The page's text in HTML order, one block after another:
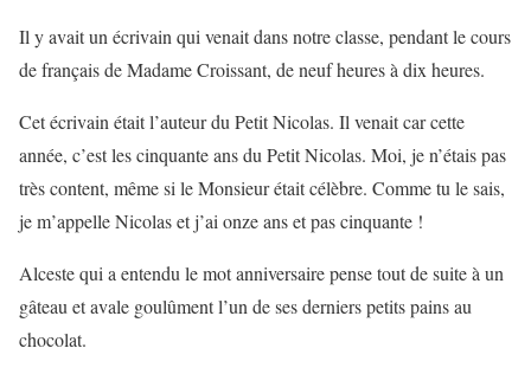
Il y avait un écrivain qui venait dans notre classe, pendant le cours
de français de Madame Croissant, de neuf heures à dix heures.
Cet écrivain était l’auteur du Petit Nicolas. Il venait car cette
année, c’est les cinquante ans du Petit Nicolas. Moi, je n’étais pas
très content, même si le Monsieur était célèbre. Comme tu le sais,
je m’appelle Nicolas et j’ai onze ans et pas cinquante !
Alceste qui a entendu le mot anniversaire pense tout de suite à un
gâteau et avale goulûment l’un de ses derniers petits pains au
chocolat.